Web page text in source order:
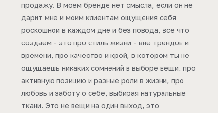
продажу. В моем бренде нет смысла, если он не
дарит мне и моим клиентам ощущения себя
роскошной в каждом дне и без повода, все что
создаем - это про стиль жизни - вне трендов и
времени, про качество и крой, в котором ты не
ощущаешь никаких сомнений в выборе вещи, про
активную позицию и разные роли в жизни, про
любовь и заботу о себе, выбирая натуральные
ткани. Это не вещи на один выход, это